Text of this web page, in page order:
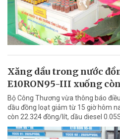
Xăng dầu trong nước
E10RON95-III xuống
Bộ Công Thương vừa thông báo
dầu đồng loạt giảm từ 15 giờ hôm
còn 22.324 đồng/lít, dầu diesel